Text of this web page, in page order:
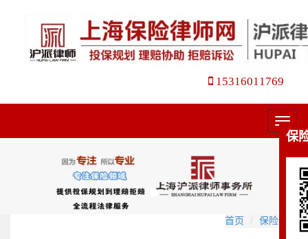
15316011769
菜
单
首页 保险诉讼
保